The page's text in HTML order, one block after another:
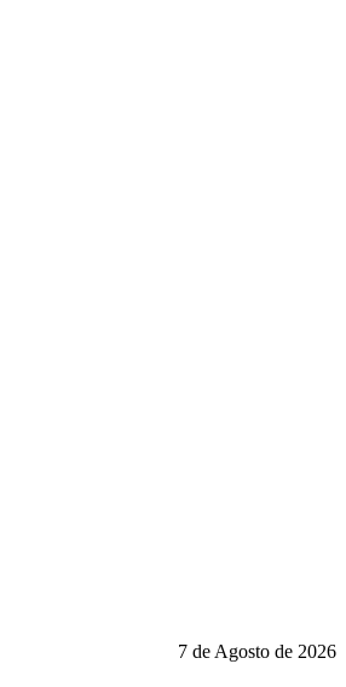
7 de Agosto de 2026